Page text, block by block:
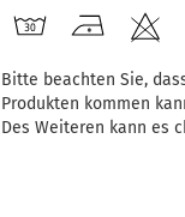
Bitte beachten Sie,
Produkten kommen
Des Weiteren kann es